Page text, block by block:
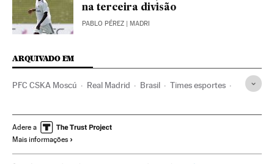
na terceira divisão
PABLO PÉREZ | MADRI
ARQUIVADO EM
PFC CSKA Moscú Real Madrid Brasil Times esportes
Champions League 2018/2019
Competições
Adere a
Mais informações